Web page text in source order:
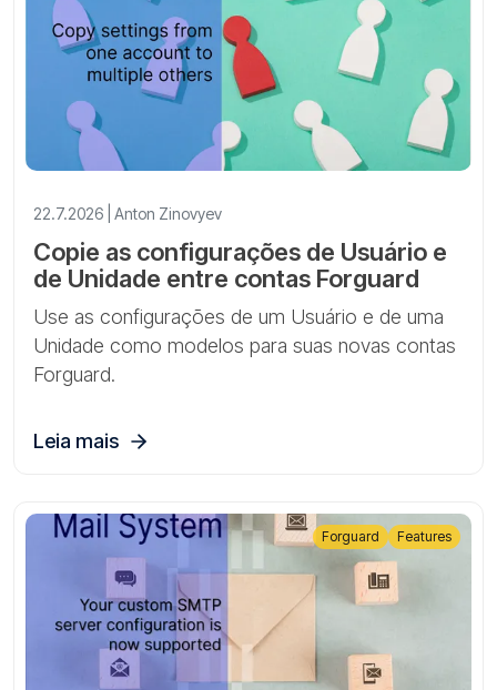
22.7.2026 | Anton Zinovyev
Copie as configurações de Usuário e
de Unidade entre contas Forguard
Use as configurações de um Usuário e de uma
Unidade como modelos para suas novas contas
Forguard.
Leia mais
Forguard Features